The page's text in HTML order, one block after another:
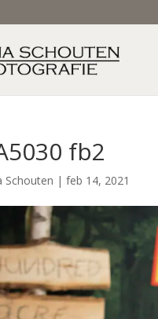
fb2
Schouten |feb 14, 2021